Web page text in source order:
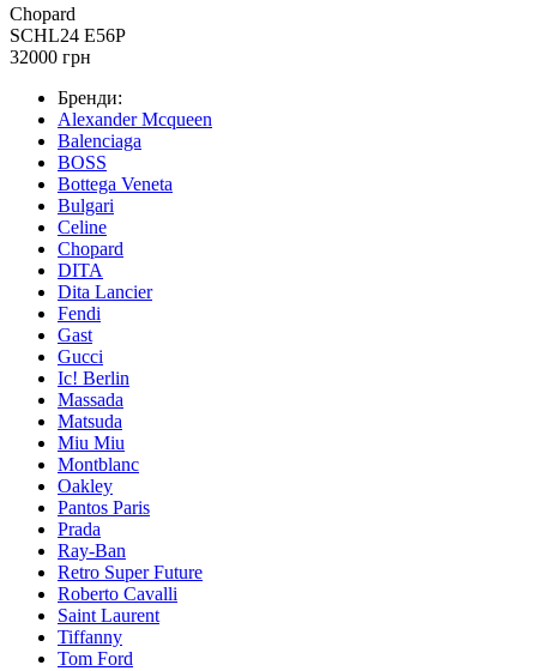
Chopard
SCHL24 E56P
32000 грн
Бренди:
Alexander Mcqueen
Balenciaga
BOSS
Bottega Veneta
Bulgari
Celine
Chopard
DITA
Dita Lancier
Fendi
Gast
Gucci
Ic! Berlin
Massada
Matsuda
Miu Miu
Montblanc
Oakley
Pantos Paris
Prada
Ray-Ban
Retro Super Future
Roberto Cavalli
Saint Laurent
Tiffanny
Tom Ford